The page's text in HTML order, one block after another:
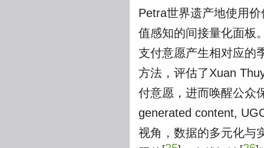
Petra世界遗产地使用
值感知的间接量化面板
支付意愿产生相对应的
方法，评估了Xuan
付意愿，进而唤醒公众
generated content,
视角，数据的多元化与